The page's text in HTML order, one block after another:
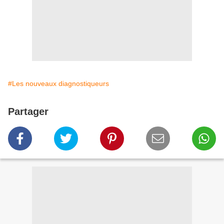
#Les nouveaux diagnostiqueurs
Partager